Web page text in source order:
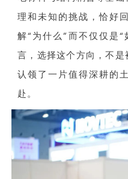
理和未知的挑战，恰好
解“为什么”而不仅仅是
言，选择这个方向，不
认领了一片值得深耕的
赴。